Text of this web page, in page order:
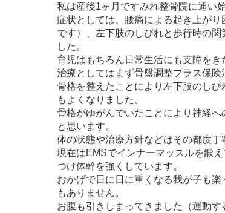
私は産後1ヶ月ですみれ整骨院に通い
症状としては、腰痛による起き上が
です）、左下肢のしびれと歩行時の
した。
育児はもちろん日常生活にも支障をき
治療としてはまず骨盤調整プラス保険
骨格を整えたことにより左下肢のし
もよくなりました。
骨格がゆがんでいたことにより神経
と思います。
体の状態や治療方針などはその都度丁
現在はEMSでインナーマッスルを鍛
つけ体幹を強くしています。
おかげで日に日に重くなる我が子も
もありません。
お腹も引きしまってきました（運動す